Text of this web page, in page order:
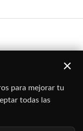
×
para mejorar tu
todas las